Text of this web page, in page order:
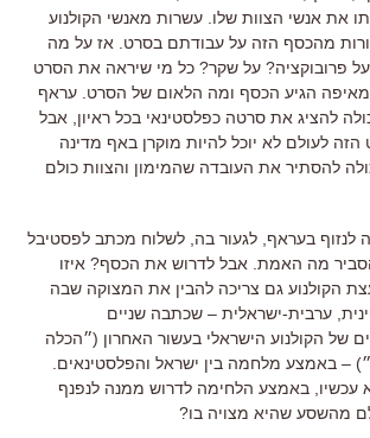
את אנשי הצוות שלו. עשרות מאנשי הקולנוע
מהכסף הזה על עבודתם בסרט. אז על מה
על פרובוקציה? על שקר? כל מי שיראה את הסרט
מאיפה הגיע הכסף ומה הלאום של הסרט. עראף
להציג את סרטה כפלסטינאי בכל ראיון, אבל
לעולם לא יוכל להיות מוקרן באף מדינה
להסתיר את העובדה שהמימון והצוות כולם
לנזוף בעראף, לגעור בה, לשלוח מכתב לפסטיבל
מה האמת. אבל לדרוש את הכסף? איזו
הקולנוע גם צריכה להבין את המצוקה שבה
ערבית-ישראלית – שכתבה שניים
של הקולנוע הישראלי בעשור האחרון (״הכלה
– באמצע מלחמה בין ישראל והפלסטינאים.
עכשיו, באמצע הלחימה לדרוש ממנה לנפנף
מהשסע שהיא מצויה בו?